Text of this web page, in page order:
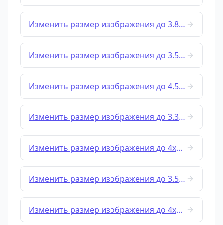
Изменить размер изображения до 3.81x3.81 cm
Изменить размер изображения до 3.5x4.5 cm
Изменить размер изображения до 4.5x3.5 cm
Изменить размер изображения до 3.3x4.8 cm
Изменить размер изображения до 4x4 cm
Изменить размер изображения до 3.5x5 cm
Изменить размер изображения до 4x5 cm